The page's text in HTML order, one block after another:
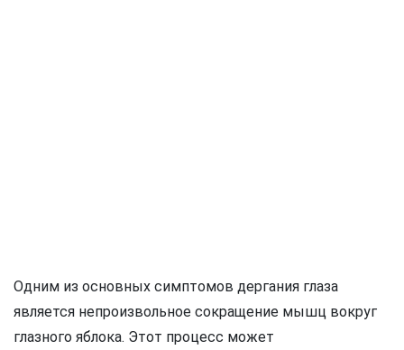
Одним из основных симптомов дергания глаза
является непроизвольное сокращение мышц вокруг
глазного яблока. Этот процесс может